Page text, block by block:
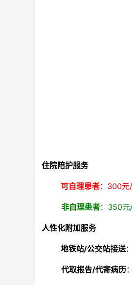
住院陪护服务
可自理患者：300元
非自理患者：350元
人性化附加服务
地铁站/公交站接送
代取报告/代寄病历